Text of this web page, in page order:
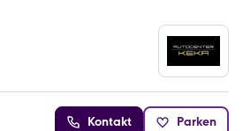
Kontakt Parken